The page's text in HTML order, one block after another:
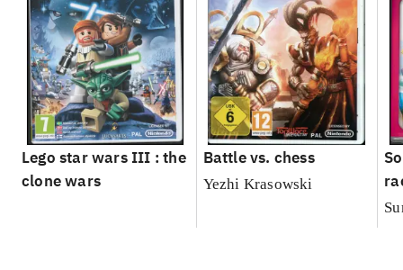
Lego star wars III : the
clone wars
Battle vs. chess
Yezhi Krasowski